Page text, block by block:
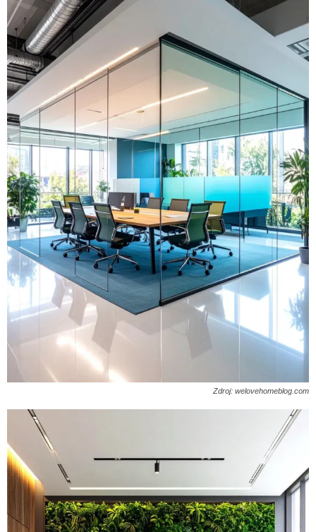
Zdroj: welovehomeblog.com